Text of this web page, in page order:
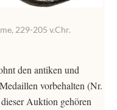
229-205 v.Chr.
den antiken und
vorbehalten (Nr.
Auktion gehören